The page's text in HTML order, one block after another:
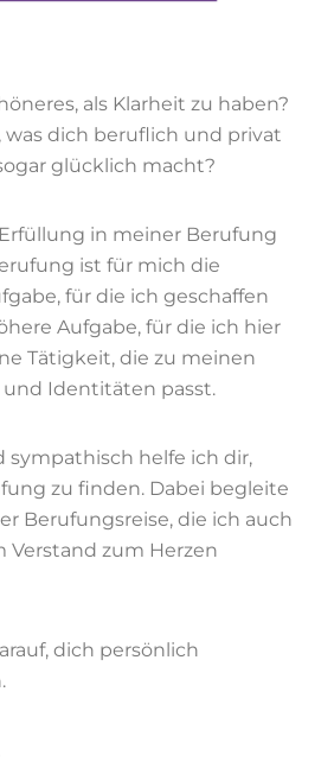
als Klarheit zu haben?
was dich beruflich und privat
glücklich macht?
in meiner Berufung
ist für mich die
für die ich geschaffen
Aufgabe, für die ich hier
Tätigkeit, die zu meinen
Identitäten passt.
helfe ich dir,
zu finden. Dabei begleite
Berufungsreise, die ich auch
Verstand zum Herzen
dich persönlich